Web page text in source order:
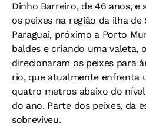
Dinho Barreiro, de 46 anos, e
os peixes na região da ilha de
Paraguai, próximo a Porto
baldes e criando uma valeta,
direcionaram os peixes para
rio, que atualmente enfrenta
quatro metros abaixo do
do ano. Parte dos peixes, da
sobreviveu.